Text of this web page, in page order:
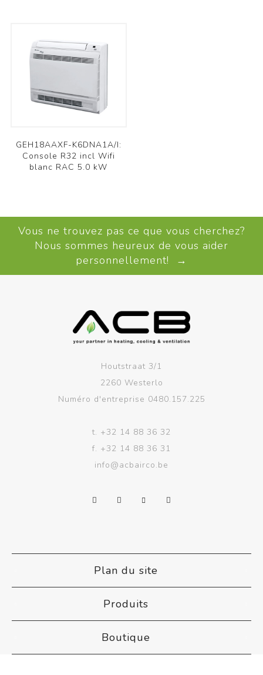
GEH18AAXF-K6DNA1A/I:
Console R32 incl Wifi
blanc RAC 5.0 kW
Vous ne trouvez pas ce que vous cherchez?
Nous sommes heureux de vous aider
personnellement! →
Houtstraat 3/1
2260 Westerlo
Numéro d'entreprise 0480.157.225
t. +32 14 88 36 32
f. +32 14 88 36 31
info@acbairco.be
Plan du site
Produits
Boutique